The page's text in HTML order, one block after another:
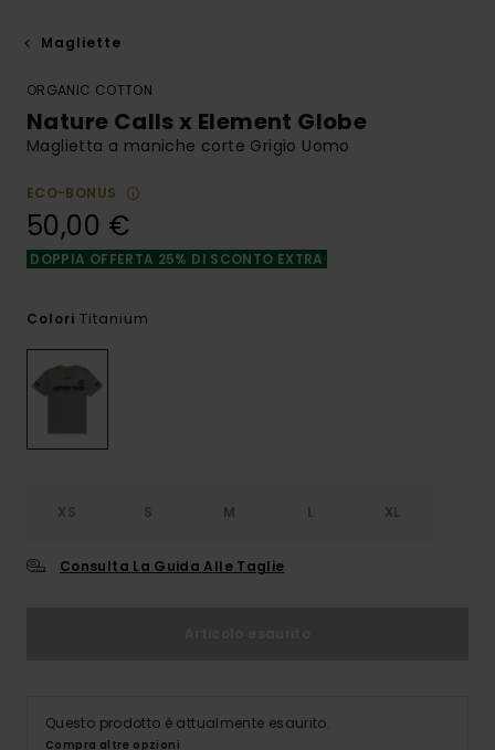
Magliette
ORGANIC COTTON
Nature Calls x Element Globe
Maglietta a maniche corte Grigio Uomo
ECO-BONUS
50,00 €
DOPPIA OFFERTA 25% DI SCONTO EXTRA
Colori Titanium
XS S M L XL
Consulta La Guida Alle Taglie
Questo prodotto è attualmente esaurito.
Compra altre opzioni